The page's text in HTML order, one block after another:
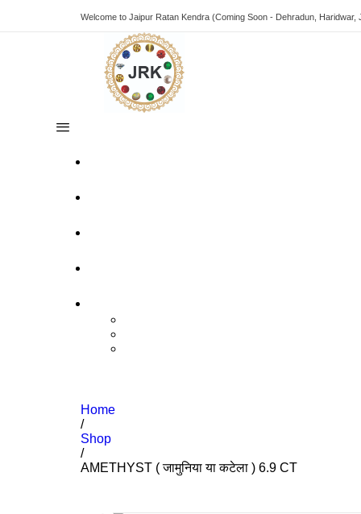
Welcome to Jaipur Ratan Kendra (Coming Soon - Dehradun, Haridwar,
Home
/
Shop
/
AMETHYST ( जामुनिया या कटेला ) 6.9 CT